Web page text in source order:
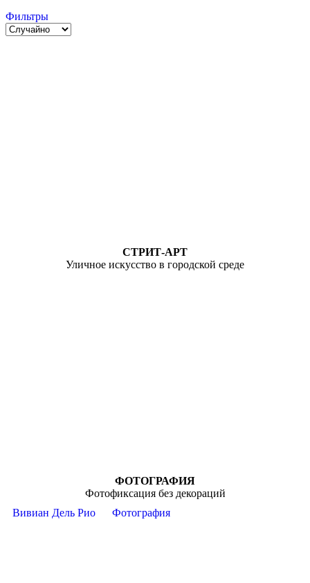
Фильтры
СТРИТ-АРТ
Уличное искусство в городской среде
ФОТОГРАФИЯ
Фотофиксация без декораций
Вивиан Дель Рио
Фотография